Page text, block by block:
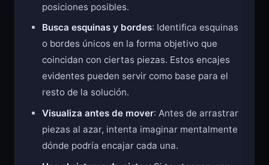
posiciones posibles.
Busca esquinas y bordes: Identifica esquinas
o bordes únicos en la forma objetivo que
coincidan con ciertas piezas. Estos encajes
evidentes pueden servir como base para el
resto de la solución.
Visualiza antes de mover: Antes de arrastrar
piezas al azar, intenta imaginar mentalmente
dónde podría encajar cada una.